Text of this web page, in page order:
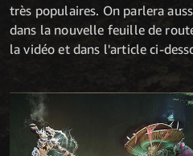
très populaires. On parlera
dans la nouvelle feuille de
la vidéo et dans l'article ci-